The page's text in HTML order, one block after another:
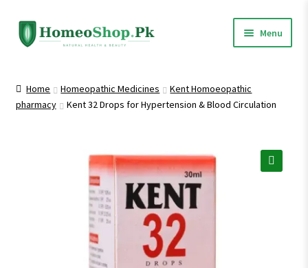
Skip
to
Skip
to
Menu
Shop All
Home Homeopathic Medicines
Kent Homoeopathic
pharmacy
Kent 32 Drops for Hypertension & Blood Circulation